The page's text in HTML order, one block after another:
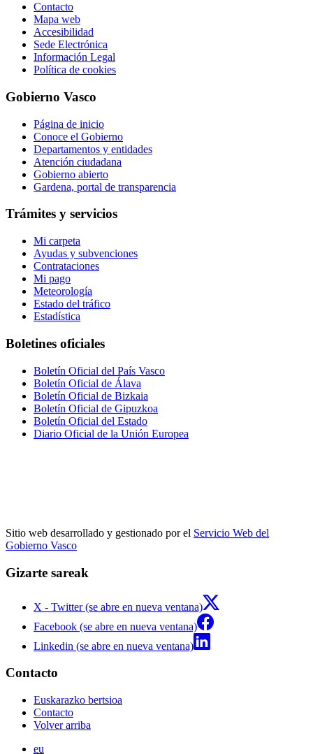
Contacto
Mapa web
Accesibilidad
Sede Electrónica
Información Legal
Política de cookies
Gobierno Vasco
Página de inicio
Conoce el Gobierno
Departamentos y entidades
Atención ciudadana
Gobierno abierto
Gardena, portal de transparencia
Trámites y servicios
Mi carpeta
Ayudas y subvenciones
Contrataciones
Mi pago
Meteorología
Estado del tráfico
Estadística
Boletines oficiales
Boletín Oficial del País Vasco
Boletín Oficial de Álava
Boletín Oficial de Bizkaia
Boletín Oficial de Gipuzkoa
Boletín Oficial del Estado
Diario Oficial de la Unión Europea
Sitio web desarrollado y gestionado por el Servicio Web del
Gobierno Vasco
Gizarte sareak
X - Twitter (se abre en nueva ventana)
Facebook (se abre en nueva ventana)
Linkedin (se abre en nueva ventana)
Contacto
Euskarazko bertsioa
Contacto
Volver arriba
eu